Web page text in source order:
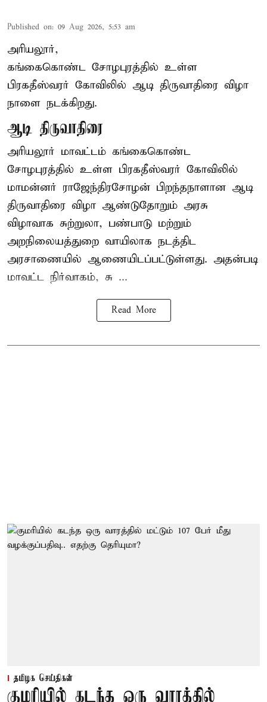
Published on: 09 Aug 2026, 5:53 am
அரியலூர்,
கங்கைகொண்ட சோழபுரத்தில் உள்ள
பிரகதீஸ்வரர் கோவிலில் ஆடி திருவாதிரை விழா
நாளை நடக்கிறது.
ஆடி திருவாதிரை
அரியலூர் மாவட்டம் கங்கைகொண்ட
சோழபுரத்தில் உள்ள பிரகதீஸ்வரர் கோவிலில்
மாமன்னர் ராஜேந்திரசோழன் பிறந்தநாளான ஆடி
திருவாதிரை விழா ஆண்டுதோறும் அரசு
விழாவாக சுற்றுலா, பண்பாடு மற்றும்
அறநிலையத்துறை வாயிலாக நடத்திட
அரசாணையில் ஆணையிடப்பட்டுள்ளது. அதன்படி
மாவட்ட நிர்வாகம், சு ...
Read More
தமிழக செய்திகள்
குமரியில் கடந்த ஒரு வாரத்தில்